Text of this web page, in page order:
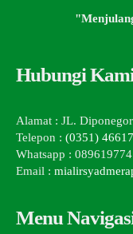
Hubungi
Alamat : JL.
Telepon : (0351) 46617
Whatsapp :
Email :
Menu